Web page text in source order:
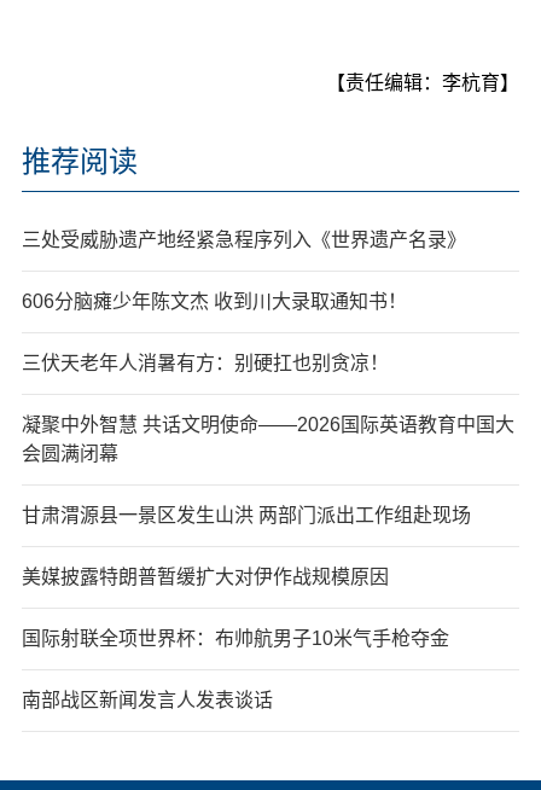
【责任编辑：李杭育】
推荐阅读
三处受威胁遗产地经紧急程序列入《世界遗产名录》
606分脑瘫少年陈文杰 收到川大录取通知书！
三伏天老年人消暑有方：别硬扛也别贪凉！
凝聚中外智慧 共话文明使命——2026国际英语教育中国大
会圆满闭幕
甘肃渭源县一景区发生山洪 两部门派出工作组赴现场
美媒披露特朗普暂缓扩大对伊作战规模原因
国际射联全项世界杯：布帅航男子10米气手枪夺金
南部战区新闻发言人发表谈话